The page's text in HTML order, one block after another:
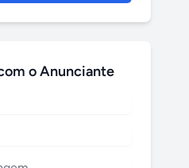
o Anunciante